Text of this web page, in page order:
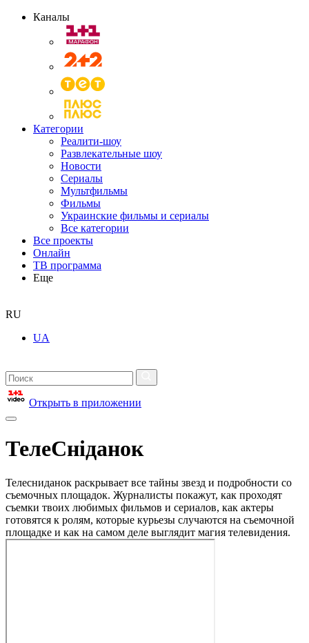
Каналы
Категории
Реалити-шоу
Развлекательные шоу
Новости
Сериалы
Мультфильмы
Фильмы
Украинские фильмы и сериалы
Все категории
Все проекты
Онлайн
ТВ программа
Еще
RU
UA
Открыть в приложении
ТелеСніданок
Телесниданок раскрывает все тайны звезд и подробности со
съемочных площадок. Журналисты покажут, как проходят
съемки твоих любимых фильмов и сериалов, как актеры
готовятся к ролям, которые курьезы случаются на съемочной
площадке и как на самом деле выглядит магия телевидения.